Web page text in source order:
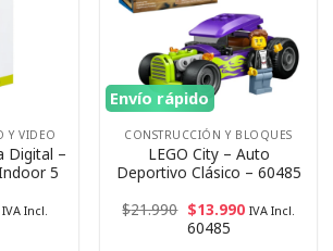
Y VIDEO
Digital –
5
IVA Incl.
Envío rápido
CONSTRUCCIÓN Y BLOQUES
LEGO City – Auto
Deportivo Clásico – 60485
$21.990 $13.990 IVA Incl.
60485